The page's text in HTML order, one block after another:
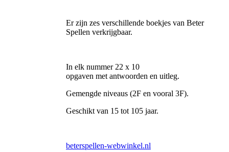
Er zijn zes verschillende boekjes van Beter
Spellen verkrijgbaar.
In elk nummer 22 x 10
opgaven met antwoorden en uitleg.
Gemengde niveaus (2F en vooral 3F).
Geschikt van 15 tot 105 jaar.
beterspellen-webwinkel.nl